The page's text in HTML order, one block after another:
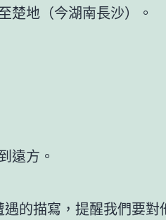
楚地（今湖南長沙）。
遠方。
的描寫，提醒我們要對